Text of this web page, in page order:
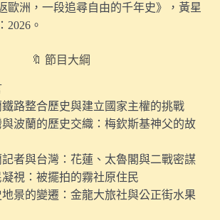
業的興起，如何讓「煮食」成為了女
術的興起，如何改寫了「黑色」的視
有人要畫單色畫？（試聽版）
新生兒」為題，策劃一檔當代藝術
歐洲，一段追尋自由的千年史》，黃星
2026。
🔖 節目大綱
鐵路整合歷史與建立國家主權的挑戰
與波蘭的歷史交織：梅欽斯基神父的故
記者與台灣：花蓮、太魯閣與二戰密謀
凝視：被擺拍的霧社原住民
地景的變遷：金龍大旅社與公正街水果